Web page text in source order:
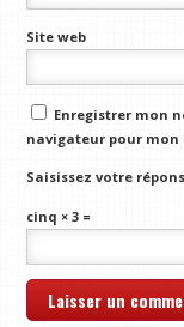
Site web
Enregistrer mon
navigateur pour
Saisissez votre
cinq × 3 =